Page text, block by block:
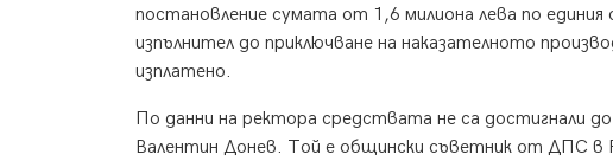
постановление сумата от 1,6 милиона лева по
изпълнител до приключване на наказателното
изплатено.
По данни на ректора средствата не са достигнали
Валентин Донев. Той е общински съветник от ДПС в